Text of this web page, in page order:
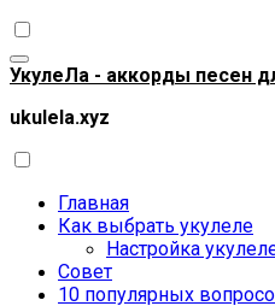
УкулеЛа - аккорды песен
ukulela.xyz
Главная
Как выбрать укулеле
Настройка
Совет
10 популярных